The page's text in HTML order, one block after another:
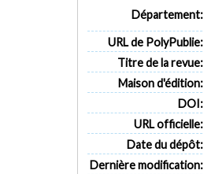
Département:
URL de PolyPublie:
Titre de la revue:
Maison d'édition:
DOI:
URL officielle:
Date du dépôt:
Dernière modification: